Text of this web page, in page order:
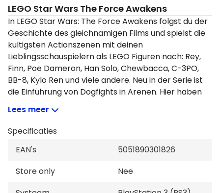
LEGO Star Wars The Force Awakens
In LEGO Star Wars: The Force Awakens folgst du der
Geschichte des gleichnamigen Films und spielst die
kultigsten Actionszenen mit deinen
Lieblingsschauspielern als LEGO Figuren nach: Rey,
Finn, Poe Dameron, Han Solo, Chewbacca, C-3PO,
BB-8, Kylo Ren und viele andere. Neu in der Serie ist
die Einführung von Dogfights in Arenen. Hier haben
anderem den legendären Millenium Falcon, in dem
Sie mitfahren können.
Lees meer
Specificaties
EAN's
5051890301826
Store only
Nee